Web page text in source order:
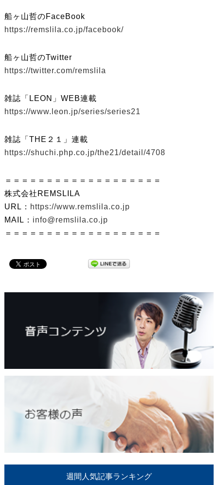
船ヶ山哲のFaceBook
https://remslila.co.jp/facebook/
船ヶ山哲のTwitter
https://twitter.com/remslila
雑誌「LEON」WEB連載
https://www.leon.jp/series/series21
雑誌「THE２１」連載
https://shuchi.php.co.jp/the21/detail/4708
＝＝＝＝＝＝＝＝＝＝＝＝＝＝＝＝＝＝＝
株式会社REMSLILA
URL： https://www.remslila.co.jp
MAIL： info@remslila.co.jp
＝＝＝＝＝＝＝＝＝＝＝＝＝＝＝＝＝＝＝
週間人気記事ランキング